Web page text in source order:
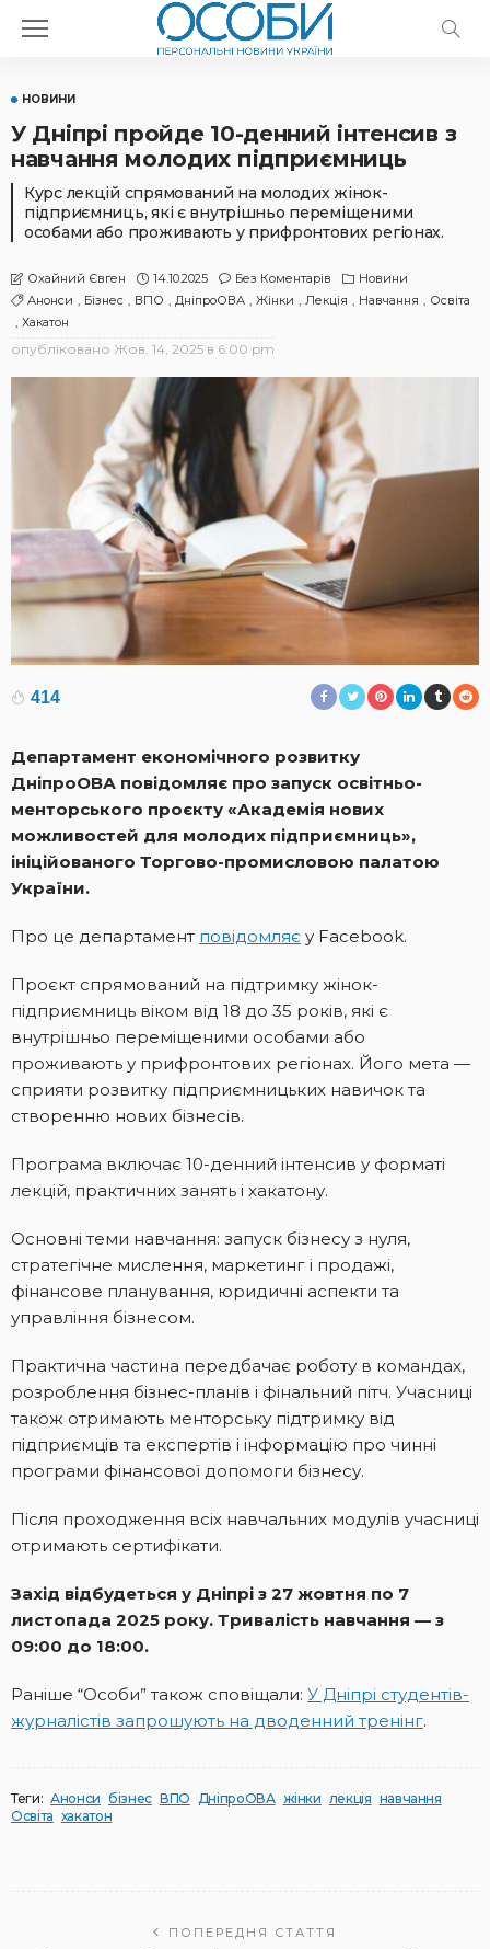
НОВИНИ
У Дніпрі пройде 10-денний інтенсив з
навчання молодих підприємниць
Курс лекцій спрямований на молодих жінок-
підприємниць, які є внутрішньо переміщеними
особами або проживають у прифронтових регіонах.
Охайний Євген 14.10.2025 Без Коментарів
Новини
Анонси
Бізнес ВПО ДніпроОВА Жінки Лекція Навчання
Освіта
Хакатон
опубліковано Жов. 14, 2025 в 6:00 pm
414
Департамент економічного розвитку
ДніпроОВА повідомляє про запуск освітньо-
менторського проєкту «Академія нових
можливостей для молодих підприємниць»,
ініційованого Торгово-промисловою палатою
України.
Про це департамент повідомляє у Facebook.
Проєкт спрямований на підтримку жінок-
підприємниць віком від 18 до 35 років, які є
внутрішньо переміщеними особами або
проживають у прифронтових регіонах. Його мета —
сприяти розвитку підприємницьких навичок та
створенню нових бізнесів.
Програма включає 10-денний інтенсив у форматі
лекцій, практичних занять і хакатону.
Основні теми навчання: запуск бізнесу з нуля,
стратегічне мислення, маркетинг і продажі,
фінансове планування, юридичні аспекти та
управління бізнесом.
Практична частина передбачає роботу в командах,
розроблення бізнес-планів і фінальний пітч. Учасниці
також отримають менторську підтримку від
підприємців та експертів і інформацію про чинні
програми фінансової допомоги бізнесу.
Після проходження всіх навчальних модулів учасниці
отримають сертифікати.
Захід відбудеться у Дніпрі з 27 жовтня по 7
листопада 2025 року. Тривалість навчання — з
09:00 до 18:00.
Раніше “Особи” також сповіщали: У Дніпрі студентів-
журналістів запрошують на дводенний тренінг.
Теги: Анонси бізнес ВПО ДніпроОВА жінки лекція навчання
Освіта хакатон
ПОПЕРЕДНЯ СТАТТЯ